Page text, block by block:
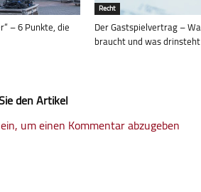
– 6 Punkte, die
Recht
Der Gastspielvertrag –
braucht und was drinsteht
den Artikel
um einen Kommentar abzugeben